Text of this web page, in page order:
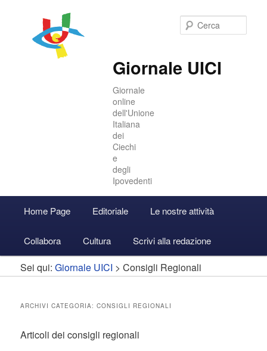
Giornale UICI
Giornale
online
dell'Unione
Italiana
dei
Ciechi
e
degli
Ipovedenti
principale
Vai
al
contenuto
principale
Vai
al
contenuto
secondario
Accedi
Home Page Editoriale Le nostre attività
Collabora Cultura Scrivi alla redazione
Sei qui:Giornale UICI >Consigli Regionali
ARCHIVI CATEGORIA:CONSIGLI REGIONALI
Articoli dei consigli regionali